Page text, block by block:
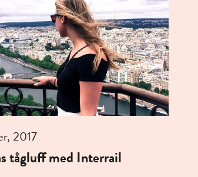
2017
tågluff med Interrail